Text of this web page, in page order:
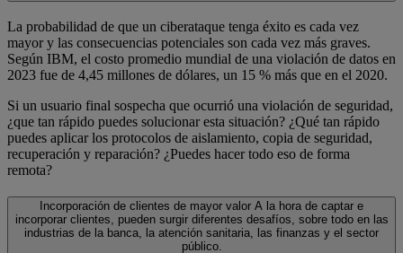
La probabilidad de que un ciberataque tenga éxito es cada vez
mayor y las consecuencias potenciales son cada vez más graves.
Según IBM, el costo promedio mundial de una violación de datos en
2023 fue de 4,45 millones de dólares, un 15 % más que en el 2020.
Si un usuario final sospecha que ocurrió una violación de seguridad,
¿que tan rápido puedes solucionar esta situación? ¿Qué tan rápido
puedes aplicar los protocolos de aislamiento, copia de seguridad,
recuperación y reparación? ¿Puedes hacer todo eso de forma
remota?
Incorporación de clientes de mayor valor A la hora de captar e
incorporar clientes, pueden surgir diferentes desafíos, sobre todo en las
industrias de la banca, la atención sanitaria, las finanzas y el sector
público.